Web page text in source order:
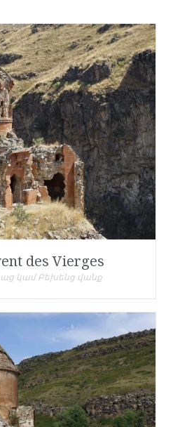
des Vierges
կամ Բեխենց վանք